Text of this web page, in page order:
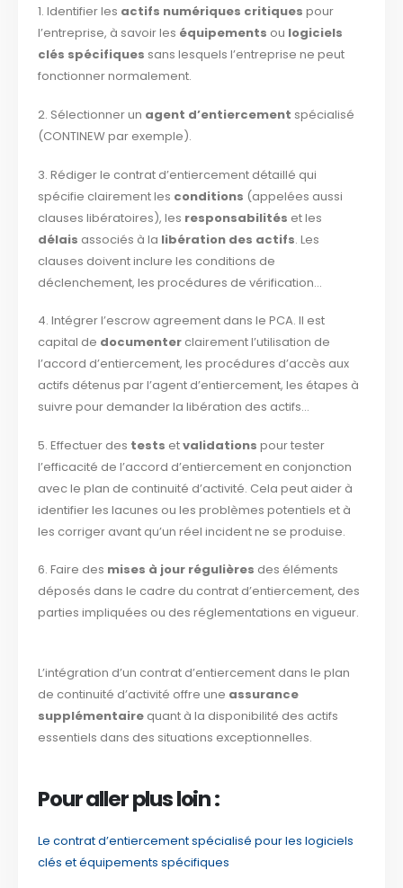
1. Identifier les actifs numériques critiques pour
l’entreprise, à savoir les équipements ou logiciels
clés spécifiques sans lesquels l’entreprise ne peut
fonctionner normalement.
2. Sélectionner un agent d’entiercement spécialisé
(CONTINEW par exemple).
3. Rédiger le contrat d’entiercement détaillé qui
spécifie clairement les conditions (appelées aussi
clauses libératoires), les responsabilités et les
délais associés à la libération des actifs. Les
clauses doivent inclure les conditions de
déclenchement, les procédures de vérification…
4. Intégrer l’escrow agreement dans le PCA. Il est
capital de documenter clairement l’utilisation de
l’accord d’entiercement, les procédures d’accès aux
actifs détenus par l’agent d’entiercement, les étapes à
suivre pour demander la libération des actifs…
5. Effectuer des tests etvalidationspour tester
l’efficacité de l’accord d’entiercement en conjonction
avec le plan de continuité d’activité. Cela peut aider à
identifier les lacunes ou les problèmes potentiels et à
les corriger avant qu’un réel incident ne se produise.
6. Faire des mises à jour régulières des éléments
déposés dans le cadre du contrat d’entiercement, des
parties impliquées ou des réglementations en vigueur.
L’intégration d’un contrat d’entiercement dans le plan
de continuité d’activité offre une assurance
supplémentaire quant à la disponibilité des actifs
essentiels dans des situations exceptionnelles.
Pour aller plus loin :
Le contrat d’entiercement spécialisé pour les logiciels
clés et équipements spécifiques